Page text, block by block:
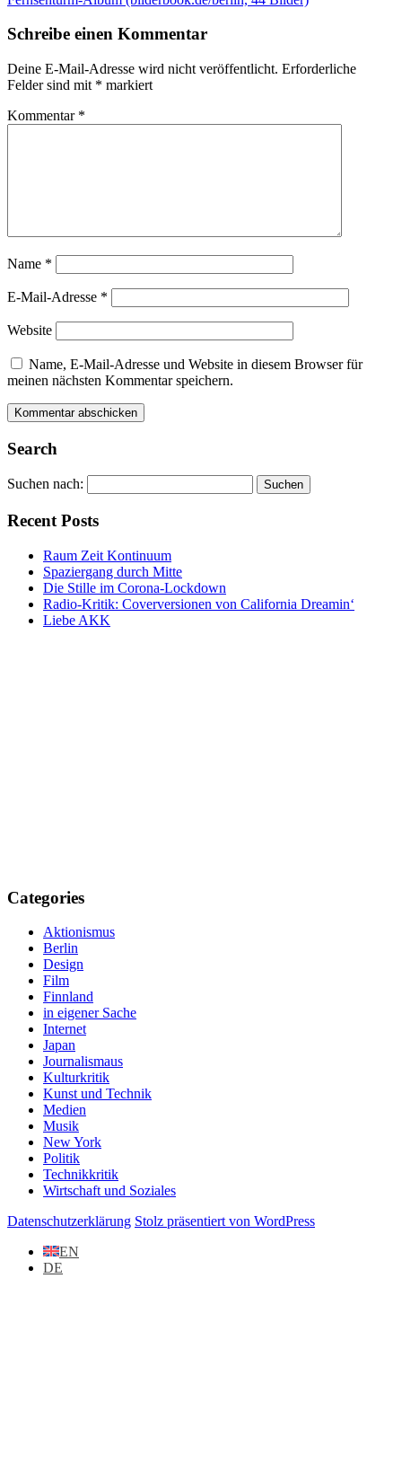
Schreibe einen Kommentar
Deine E-Mail-Adresse wird nicht veröffentlicht. Erforderliche
Felder sind mit * markiert
Kommentar *
Name *
E-Mail-Adresse *
Website
Name, E-Mail-Adresse und Website in diesem Browser für
meinen nächsten Kommentar speichern.
Alternative:
Alternative:
Search
Suchen nach:
Recent Posts
Raum Zeit Kontinuum
Spaziergang durch Mitte
Die Stille im Corona-Lockdown
Radio-Kritik: Coverversionen von California Dreamin‘
Liebe AKK
Categories
Aktionismus
Berlin
Design
Film
Finnland
in eigener Sache
Internet
Japan
Journalismaus
Kulturkritik
Kunst und Technik
Medien
Musik
New York
Politik
Technikkritik
Wirtschaft und Soziales
Datenschutzerklärung Stolz präsentiert von WordPress
EN
DE